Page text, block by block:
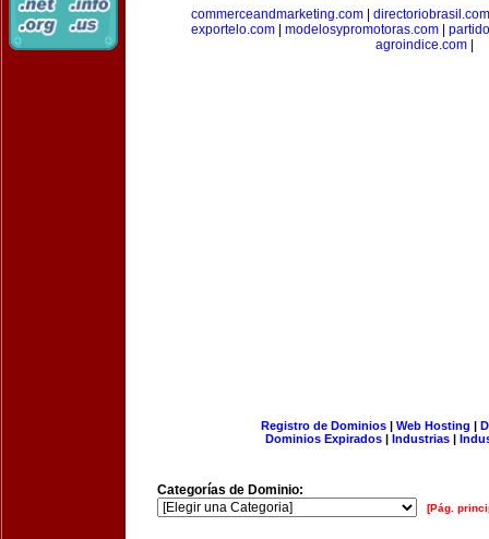
commerceandmarketing.com| directoriobrasil.com
exportelo.com
modelosypromotoras.com
agroindice.com
Registro de Dominios| Web Hosting |
Dominios Expirados | Industrias |
Categorías de Dominio:
[Pág.